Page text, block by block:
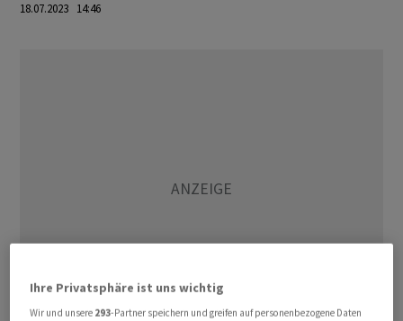
18.07.2023 14:46
Ihre Privatsphäre ist uns wichtig
Wir und unsere 293-Partner speichern und greifen auf personenbezogene Daten